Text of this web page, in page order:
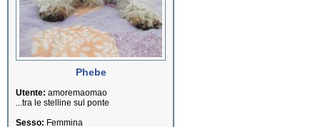
Phebe
Utente: amoremaomao
...tra le stelline sul ponte
Sesso: Femmina